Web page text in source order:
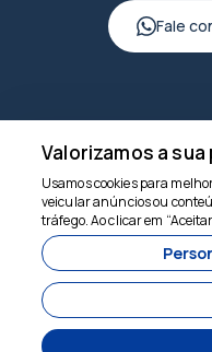
Fale
goncuturizm.com - 6860
Valorizamos a
Usamos cookies para
veicular anúncios ou
tráfego. Ao clicar em
Estamos aqui para
ajudar